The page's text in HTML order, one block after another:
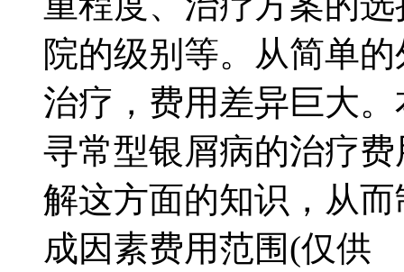
院的级别等。从简单
治疗，费用差异巨大
寻常型银屑病的治疗
解这方面的知识，从
成因素费用范围(仅供